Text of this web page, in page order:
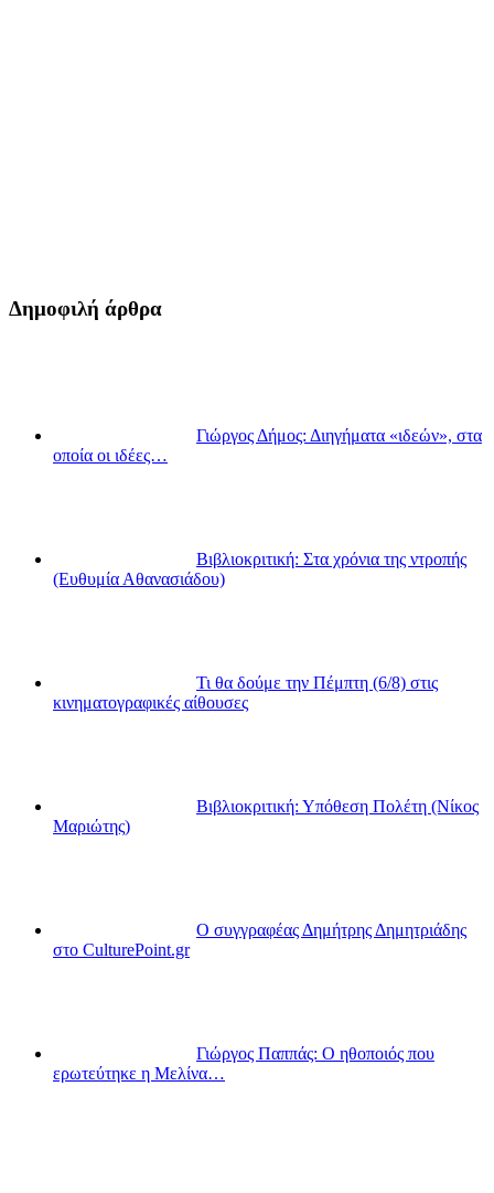
Δημοφιλή άρθρα
Γιώργος Δήμος: Διηγήματα «ιδεών», στα
οποία οι ιδέες…
Βιβλιοκριτική: Στα χρόνια της ντροπής
(Ευθυμία Αθανασιάδου)
Τι θα δούμε την Πέμπτη (6/8) στις
κινηματογραφικές αίθουσες
Βιβλιοκριτική: Υπόθεση Πολέτη (Νίκος
Μαριώτης)
Ο συγγραφέας Δημήτρης Δημητριάδης
στο CulturePoint.gr
Γιώργος Παππάς: Ο ηθοποιός που
ερωτεύτηκε η Μελίνα…